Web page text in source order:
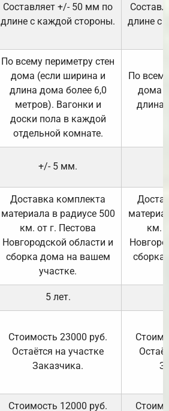
Составляет +/- 50 мм по
длине с каждой стороны.
длине с
По всему периметру стен
дома (если ширина и
длина дома более 6,0
метров). Вагонки и
доски пола в каждой
отдельной комнате.
По
дома
длина
+/- 5 мм.
Доставка комплекта
материала в радиусе 500
км. от г. Пестова
Новгородской области и
сборка дома на вашем
участке.
км.
5 лет.
Стоимость 23000 руб.
Остаётся на участке
Заказчика.
Стоимость 12000 руб.